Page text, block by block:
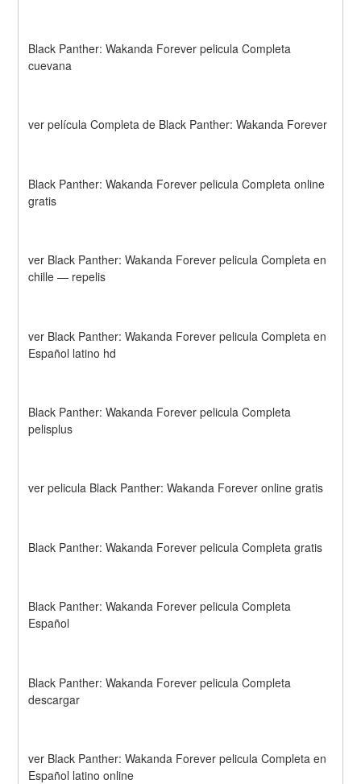
Black Panther: Wakanda Forever pelicula Completa
cuevana
ver película Completa de Black Panther: Wakanda Forever
Black Panther: Wakanda Forever pelicula Completa online
gratis
ver Black Panther: Wakanda Forever pelicula Completa en
chille — repelis
ver Black Panther: Wakanda Forever pelicula Completa en
Español latino hd
Black Panther: Wakanda Forever pelicula Completa
pelisplus
ver pelicula Black Panther: Wakanda Forever online gratis
Black Panther: Wakanda Forever pelicula Completa gratis
Black Panther: Wakanda Forever pelicula Completa
Español
Black Panther: Wakanda Forever pelicula Completa
descargar
ver Black Panther: Wakanda Forever pelicula Completa en
Español latino online